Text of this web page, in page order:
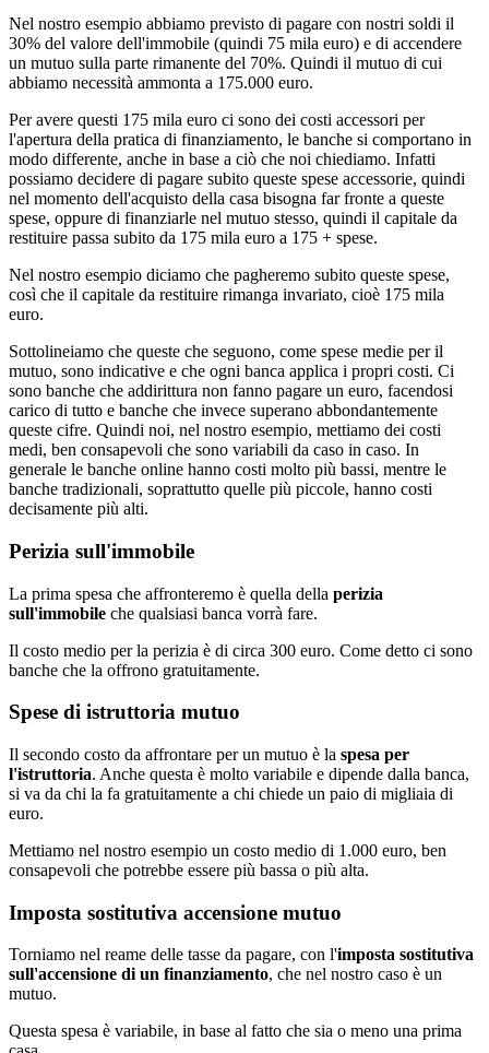
Nel nostro esempio abbiamo previsto di pagare con nostri soldi il
30% del valore dell'immobile (quindi 75 mila euro) e di accendere
un mutuo sulla parte rimanente del 70%. Quindi il mutuo di cui
abbiamo necessità ammonta a 175.000 euro.
Per avere questi 175 mila euro ci sono dei costi accessori per
l'apertura della pratica di finanziamento, le banche si comportano in
modo differente, anche in base a ciò che noi chiediamo. Infatti
possiamo decidere di pagare subito queste spese accessorie, quindi
nel momento dell'acquisto della casa bisogna far fronte a queste
spese, oppure di finanziarle nel mutuo stesso, quindi il capitale da
restituire passa subito da 175 mila euro a 175 + spese.
Nel nostro esempio diciamo che pagheremo subito queste spese,
così che il capitale da restituire rimanga invariato, cioè 175 mila
euro.
Sottolineiamo che queste che seguono, come spese medie per il
mutuo, sono indicative e che ogni banca applica i propri costi. Ci
sono banche che addirittura non fanno pagare un euro, facendosi
carico di tutto e banche che invece superano abbondantemente
queste cifre. Quindi noi, nel nostro esempio, mettiamo dei costi
medi, ben consapevoli che sono variabili da caso in caso. In
generale le banche online hanno costi molto più bassi, mentre le
banche tradizionali, soprattutto quelle più piccole, hanno costi
decisamente più alti.
Perizia sull'immobile
La prima spesa che affronteremo è quella della perizia
sull'immobile che qualsiasi banca vorrà fare.
Il costo medio per la perizia è di circa 300 euro. Come detto ci sono
banche che la offrono gratuitamente.
Spese di istruttoria mutuo
Il secondo costo da affrontare per un mutuo è la spesa per
l'istruttoria. Anche questa è molto variabile e dipende dalla banca,
si va da chi la fa gratuitamente a chi chiede un paio di migliaia di
euro.
Mettiamo nel nostro esempio un costo medio di 1.000 euro, ben
consapevoli che potrebbe essere più bassa o più alta.
Imposta sostitutiva accensione mutuo
Torniamo nel reame delle tasse da pagare, con l'imposta sostitutiva
sull'accensione di un finanziamento, che nel nostro caso è un
mutuo.
Questa spesa è variabile, in base al fatto che sia o meno una prima